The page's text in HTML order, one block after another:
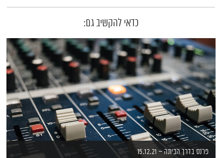
כדאי להקשיב גם:
פרנס בדרך הביתה – 15.12.21